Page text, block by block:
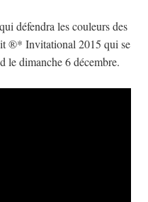
défendra les couleurs des
®* Invitational 2015 qui se
le dimanche 6 décembre.